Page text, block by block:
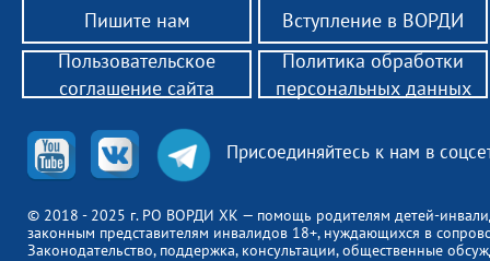
Пишите нам Вступление в ВОРДИ
© 2018 - 2025 г. РО ВОРДИ ХК — помощь родителям детей-
законным представителям инвалидов 18+, нуждающихся в
Законодательство, поддержка, консультации, общественные
Присоединяйтесь к нам в
Пользовательское
соглашение сайта
Политика обработки
персональных данных